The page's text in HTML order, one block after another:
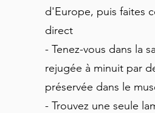
d'Europe, puis faites
direct
- Tenez-vous dans la
rejugée à minuit par
préservée dans le
- Trouvez une seule